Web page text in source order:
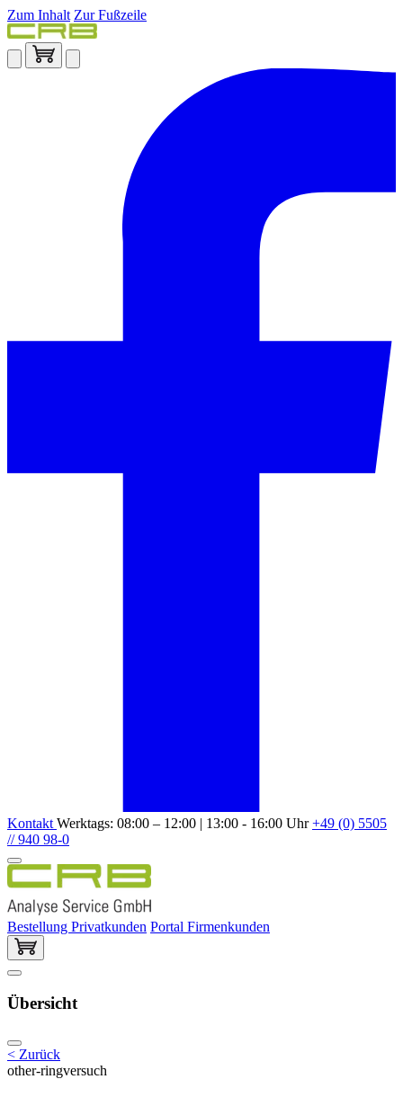
Zum Inhalt Zur Fußzeile
Kontakt Werktags: 08:00 – 12:00 | 13:00 - 16:00 Uhr+49 (0) 5505
// 940 98-0
Bestellung Privatkunden Portal Firmenkunden
Übersicht
< Zurück
other-ringversuch